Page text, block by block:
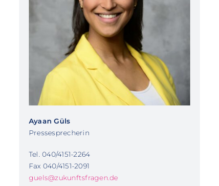
Ayaan Güls
Pressesprecherin
Tel. 040/4151-2264
Fax 040/4151-2091
guels@zukunftsfragen.de